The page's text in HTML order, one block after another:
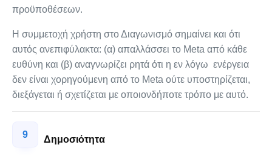
προϋποθέσεων.
Η συμμετοχή χρήστη στο Διαγωνισμό σημαίνει και ότι
αυτός ανεπιφύλακτα: (α) απαλλάσσει το Meta από κάθε
ευθύνη και (β) αναγνωρίζει ρητά ότι η εν λόγω ενέργεια
δεν είναι χορηγούμενη από το Meta ούτε υποστηρίζεται,
διεξάγεται ή σχετίζεται με οποιονδήποτε τρόπο με αυτό.
9 Δημοσιότητα